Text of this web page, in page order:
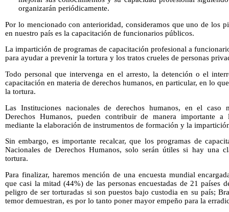
organizarán periódicamente.
Por lo mencionado con anterioridad, consideramos que uno de los
en nuestro país es la capacitación de funcionarios públicos.
La impartición de programas de capacitación profesional a
para ayudar a prevenir la tortura y los tratos crueles de personas
Todo personal que intervenga en el arresto, la detención o el
capacitación en materia de derechos humanos, en particular, en lo
la tortura.
Las Instituciones nacionales de derechos humanos, en el caso
Derechos Humanos, pueden contribuir de manera importante
mediante la elaboración de instrumentos de formación y la
Sin embargo, es importante recalcar, que los programas de
Nacionales de Derechos Humanos, solo serán útiles si hay una
tortura.
Para finalizar, haremos mención de una encuesta mundial
que casi la mitad (44%) de las personas encuestadas de 21 países
peligro de ser torturadas si son puestos bajo custodia en su país;
temor demuestran, es por lo tanto poner mayor empeño para la